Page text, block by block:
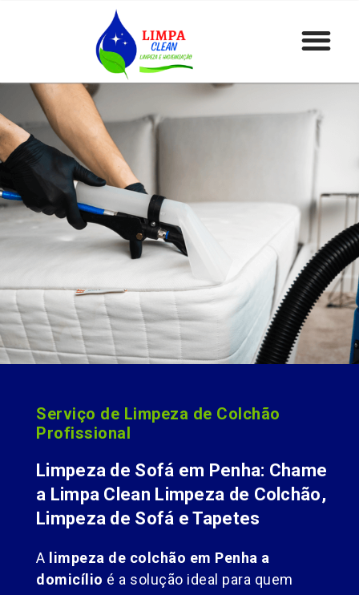
Serviço de Limpeza de Colchão
Profissional
Limpeza de Sofá em Penha: Chame
a Limpa Clean Limpeza de Colchão,
Limpeza de Sofá e Tapetes
A limpeza de colchão em Penha a
domicílio é a solução ideal para quem